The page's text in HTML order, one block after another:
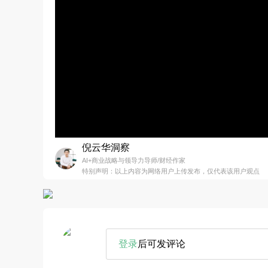
倪云华洞察
AI+商业战略与领导力导师/财经作家
特别声明：以上内容为网络用户上传发布，仅代表该用户观点
登录后可发评论